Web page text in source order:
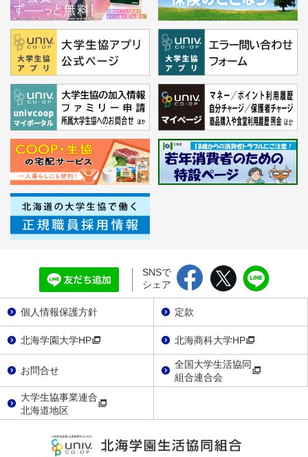
SNSで
シェア
個人情報保護方針
定款
北海学園大学HP 北海商科大学HP
お問合せ
全国大学生活協同
組合連合会
大学生協事業連合
北海道地区